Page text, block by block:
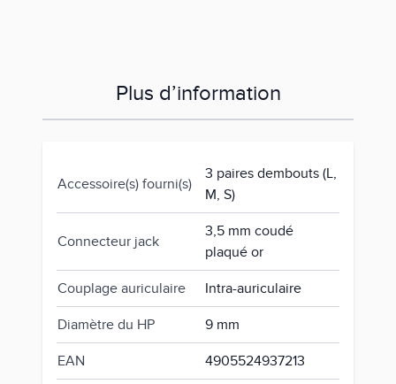
Plus d’information
Accessoire(s) fourni(s)
3 paires dembouts (L,
M, S)
Connecteur jack
3,5 mm coudé
plaqué or
Couplage auriculaire Intra-auriculaire
Diamètre du HP 9 mm
EAN 4905524937213